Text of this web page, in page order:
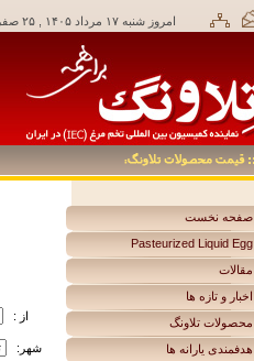
امروز شنبه ۱۷ مرداد ۱۴۰۵ , ۲۵ صفر ۱۴۴۸,
صفحه نخست
Pasteurized Liquid Egg
مقالات
اخبار و تازه ها
محصولات تلاونگ
هدفمندی یارانه ها
از :
شهر: